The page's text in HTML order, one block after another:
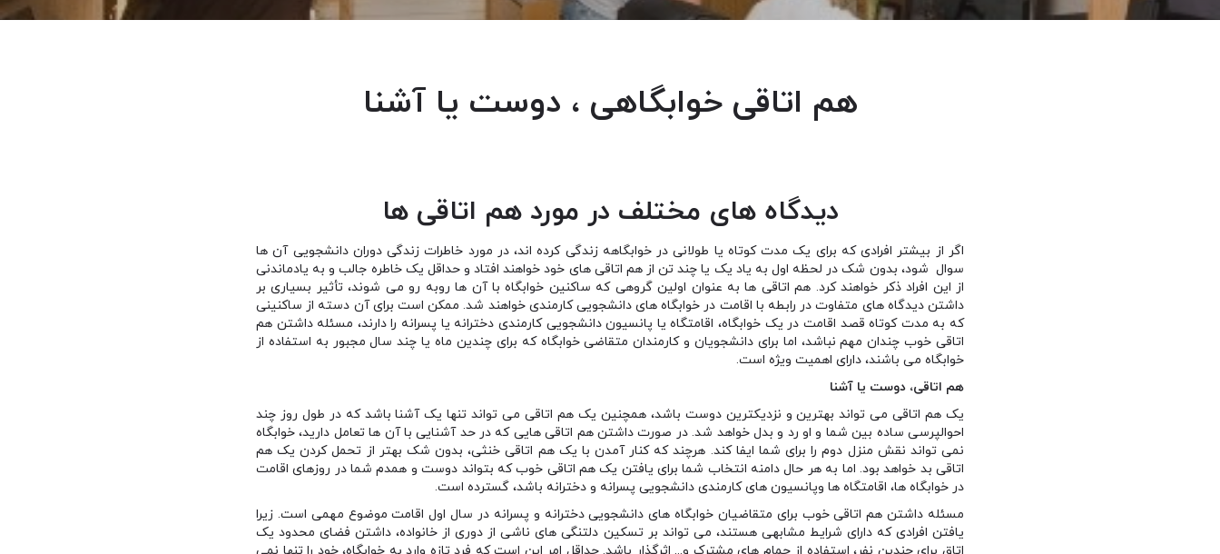
هم اتاقی خوابگاهی ، دوست یا آشنا
دیدگاه های مختلف در مورد هم اتاقی ها
اگر از بیشتر افرادی که برای یک مدت کوتاه یا طولانی در خوابگاهه زندگی کرده اند، در مورد خاطرات زندگی دوران دانشجویی آن ها
سوال شود، بدون شک در لحظه اول به یاد یک یا چند تن از هم اتاقی های خود خواهند افتاد و حداقل یک خاطره جالب و به یادماندنی
از این افراد ذکر خواهند کرد. هم اتاقی ها به عنوان اولین گروهی که ساکنین خوابگاه با آن ها روبه رو می شوند، تأثیر بسیاری بر
داشتن دیدگاه های متفاوت در رابطه با اقامت در خوابگاه های دانشجویی کارمندی خواهند شد. ممکن است برای آن دسته از ساکنینی
که به مدت کوتاه قصد اقامت در یک خوابگاه، اقامتگاه یا پانسیون دانشجویی کارمندی دخترانه یا پسرانه را دارند، مسئله داشتن هم
اتاقی خوب چندان مهم نباشد، اما برای دانشجویان و کارمندان متقاضی خوابگاه که برای چندین ماه یا چند سال مجبور به استفاده از
خوابگاه می باشند، دارای اهمیت ویژه است.
هم اتاقی، دوست یا آشنا
یک هم اتاقی می تواند بهترین و نزدیکترین دوست باشد، همچنین یک هم اتاقی می تواند تنها یک آشنا باشد که در طول روز چند
احوالپرسی ساده بین شما و او رد و بدل خواهد شد. در صورت داشتن هم اتاقی هایی که در حد آشنایی با آن ها تعامل دارید، خوابگاه
نمی تواند نقش منزل دوم را برای شما ایفا کند. هرچند که کنار آمدن با یک هم اتاقی خنثی، بدون شک بهتر از تحمل کردن یک هم
اتاقی بد خواهد بود. اما به هر حال دامنه انتخاب شما برای یافتن یک هم اتاقی خوب که بتواند دوست و همدم شما در روزهای اقامت
در خوابگاه ها، اقامتگاه ها وپانسیون های کارمندی دانشجویی پسرانه و دخترانه باشد، گسترده است.
مسئله داشتن هم اتاقی خوب برای متقاضیان خوابگاه های دانشجویی دخترانه و پسرانه در سال اول اقامت موضوع مهمی است. زیرا
یافتن افرادی که دارای شرایط مشابهی هستند، می تواند بر تسکین دلتنگی های ناشی از دوری از خانواده، داشتن فضای محدود یک